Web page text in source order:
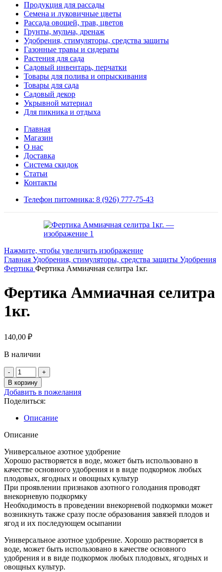
Продукция для рассады
Семена и луковичные цветы
Рассада овощей, трав, цветов
Грунты, мульча, дренаж
Удобрения, стимуляторы, средства защиты
Газонные травы и сидераты
Растения для сада
Садовый инвентарь, перчатки
Товары для полива и опрыскивания
Товары для сада
Садовый декор
Укрывной материал
Для пикника и отдыха
Главная
Магазин
О нас
Доставка
Система скидок
Статьи
Контакты
Телефон питомника: 8 (926) 777-75-43
Нажмите, чтобы увеличить изображение
Главная Удобрения, стимуляторы, средства защиты Удобрения
Фертика Фертика Аммиачная селитра 1кг.
Фертика Аммиачная селитра
1кг.
140,00 ₽
В наличии
Количество
товара
Фертика
Аммиачная
селитра
1кг.
В корзину
Добавить в пожелания
Поделиться:
Описание
Описание
Универсальное азотное удобрение
Хорошо растворяется в воде, может быть использовано в
качестве основного удобрения и в виде подкормок любых
плодовых, ягодных и овощных культур
При проявлении признаков азотного голодания проводят
внекорневую подкормку
Необходимость в проведении внекорневой подкормки может
возникнуть также сразу после образования завязей плодов и
ягод и их последующем осыпании
Универсальное азотное удобрение. Хорошо растворяется в
воде, может быть использовано в качестве основного
удобрения и в виде подкормок любых плодовых, ягодных и
овощных культур.